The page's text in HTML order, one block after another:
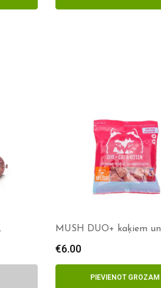
MUSH DUO+ kaķiem un
€6.00
PIEVIENOT GROZAM